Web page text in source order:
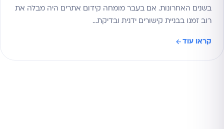
בשנים האחרונות. אם בעבר מומחה קידום אתרים היה מבלה את
רוב זמנו בבניית קישורים ידנית ובדיקת…
קראו עוד